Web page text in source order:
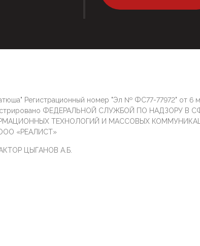
Регистрационный номер "Эл № ФС77-77972" от 6
ФЕДЕРАЛЬНОЙ СЛУЖБОЙ ПО НАДЗОРУ В
ТЕХНОЛОГИЙ И МАССОВЫХ
«РЕАЛИСТ»
ЦЫГАНОВ А.Б.